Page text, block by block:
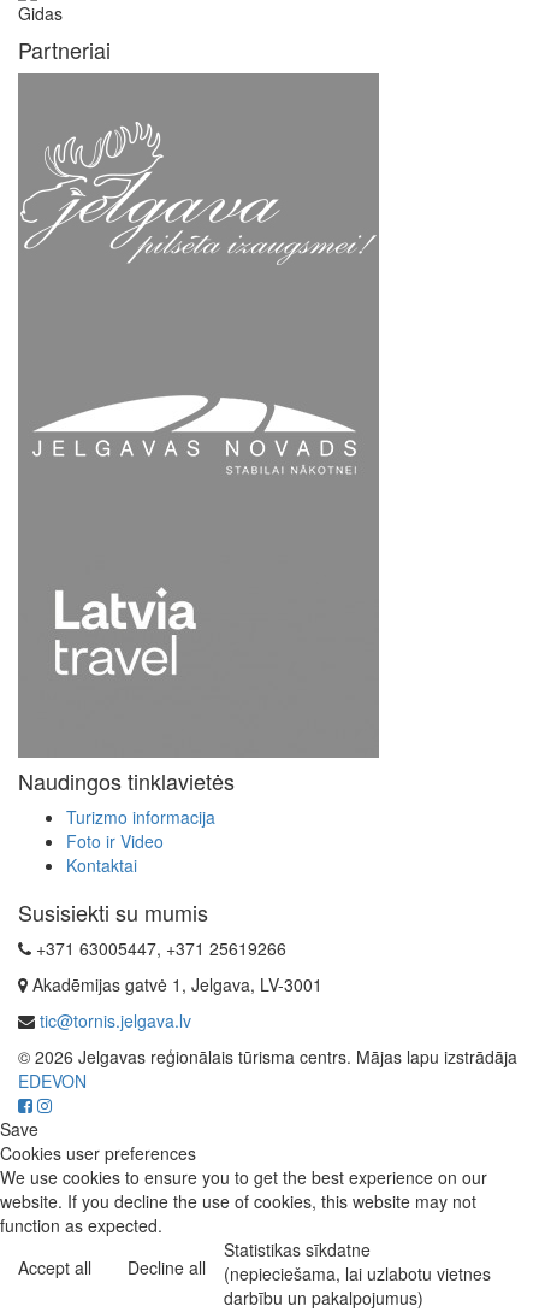
Gidas
Partneriai
Naudingos tinklavietės
Turizmo informacija
Foto ir Video
Kontaktai
Susisiekti su mumis
+371 63005447, +371 25619266
Akadēmijas gatvė 1, Jelgava, LV-3001
tic@tornis.jelgava.lv
© 2026 Jelgavas reģionālais tūrisma centrs. Mājas lapu izstrādāja
EDEVON
Save
Cookies user preferences
We use cookies to ensure you to get the best experience on our
website. If you decline the use of cookies, this website may not
function as expected.
Accept all
Decline all
Statistikas sīkdatne
(nepieciešama, lai uzlabotu vietnes
darbību un pakalpojumus)